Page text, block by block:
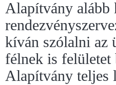
Alapítvány alább
kíván szólalni az
félnek is
Alapítvány teljes